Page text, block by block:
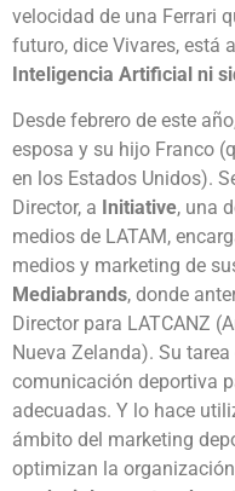
velocidad de una Ferrari
futuro, dice Vivares, está
Inteligencia Artificial ni
Desde febrero de este
esposa y su hijo Franco
en los Estados Unidos).
Director, a Initiative, una
medios de LATAM,
medios y marketing de
Mediabrands, donde
Director para LATCANZ
Nueva Zelanda). Su
comunicación deportiva
adecuadas. Y lo hace
ámbito del marketing
optimizan la